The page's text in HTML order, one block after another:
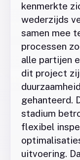
kenmerkte
wederzijds
samen mee
processen
alle partijen
dit project
gehanteerd.
stadium
flexibel
uitvoering.